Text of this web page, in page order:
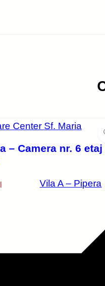
– Camera nr. 6 etaj
Vila A – Pipera